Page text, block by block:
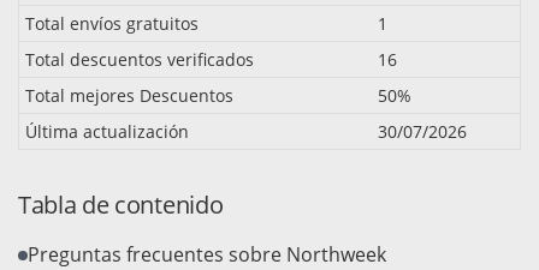
Total envíos gratuitos
1
Total descuentos verificados
16
Total mejores Descuentos
50%
Última actualización
30/07/2026
Tabla de contenido
Preguntas frecuentes sobre Northweek